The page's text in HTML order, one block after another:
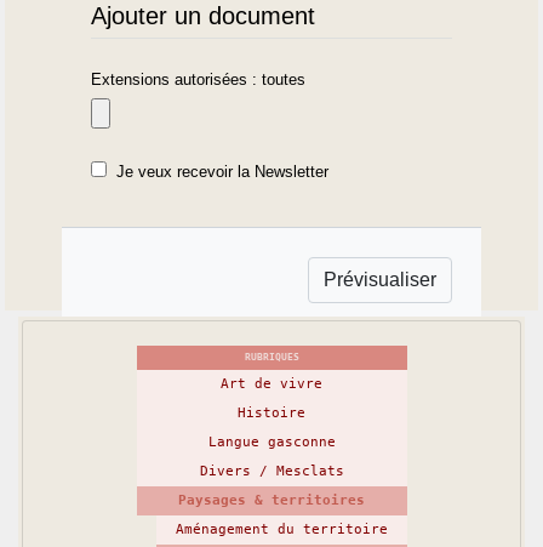
Ajouter un document
Extensions autorisées : toutes
Je veux recevoir la Newsletter
RUBRIQUES
Art de vivre
Histoire
Langue gasconne
Divers / Mesclats
Paysages & territoires
Aménagement du territoire